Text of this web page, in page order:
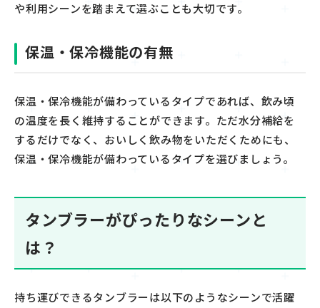
や利用シーンを踏まえて選ぶことも大切です。
保温・保冷機能の有無
保温・保冷機能が備わっているタイプであれば、飲み頃
の温度を長く維持することができます。ただ水分補給を
するだけでなく、 おいしく 飲み物をいただくためにも、
保温・保冷機能が備わっているタイプを選びましょう。
タンブラーがぴったりなシーンと
は？
持ち運びできるタンブラーは以下のようなシーンで活躍